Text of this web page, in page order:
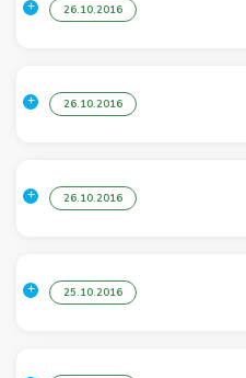
26.10.2016
26.10.2016
26.10.2016
25.10.2016